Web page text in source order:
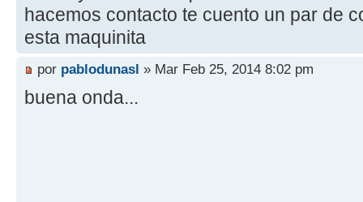
hacemos contacto te cuento un par de
esta maquinita
por pablodunasl » Mar Feb 25, 2014 8:02 pm
buena onda...